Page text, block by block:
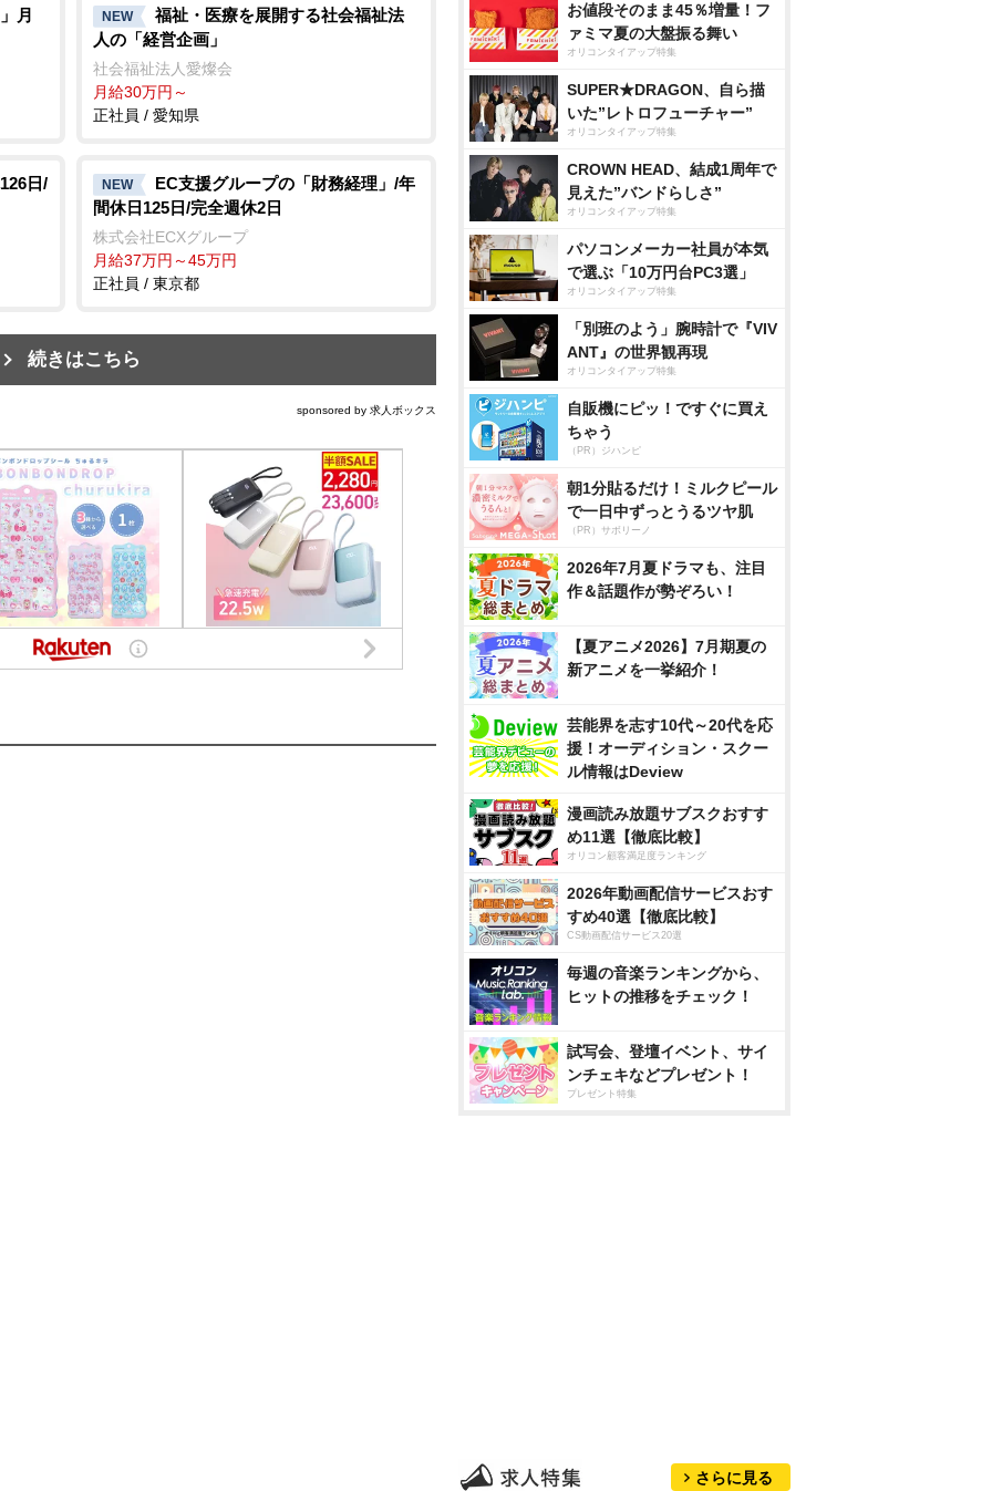
月 NEW
福祉・医療を展開する社会福祉法
人の「経営企画」
社会福祉法人愛燦会
月給30万円～
正社員 / 愛知県
日/ NEW
EC支援グループの「財務経理」/年
間休日125日/完全週休2日
株式会社ECXグループ
月給37万円～45万円
正社員 / 東京都
続きはこちら
sponsored by 求人ボックス
お値段そのまま45％増量！フ
ァミマ夏の大盤振る舞い
オリコンタイアップ特集
SUPER★DRAGON、自ら描
いた”レトロフューチャー”
オリコンタイアップ特集
CROWN HEAD、結成1周年で
見えた”バンドらしさ”
オリコンタイアップ特集
パソコンメーカー社員が本気
で選ぶ「10万円台PC3選」
オリコンタイアップ特集
「別班のよう」腕時計で『VIV
ANT』の世界観再現
オリコンタイアップ特集
自販機にピッ！ですぐに買え
ちゃう
（PR）ジハンピ
朝1分貼るだけ！ミルクピール
で一日中ずっとうるツヤ肌
（PR）サボリーノ
2026年7月夏ドラマも、注目
作＆話題作が勢ぞろい！
【夏アニメ2026】7月期夏の
新アニメを一挙紹介！
芸能界を志す10代～20代を応
援！オーディション・スクー
ル情報はDeview
漫画読み放題サブスクおすす
め11選【徹底比較】
オリコン顧客満足度ランキング
2026年動画配信サービスおす
すめ40選【徹底比較】
CS動画配信サービス20選
毎週の音楽ランキングから、
ヒットの推移をチェック！
試写会、登壇イベント、サイ
ンチェキなどプレゼント！
プレゼント特集
さらに見る